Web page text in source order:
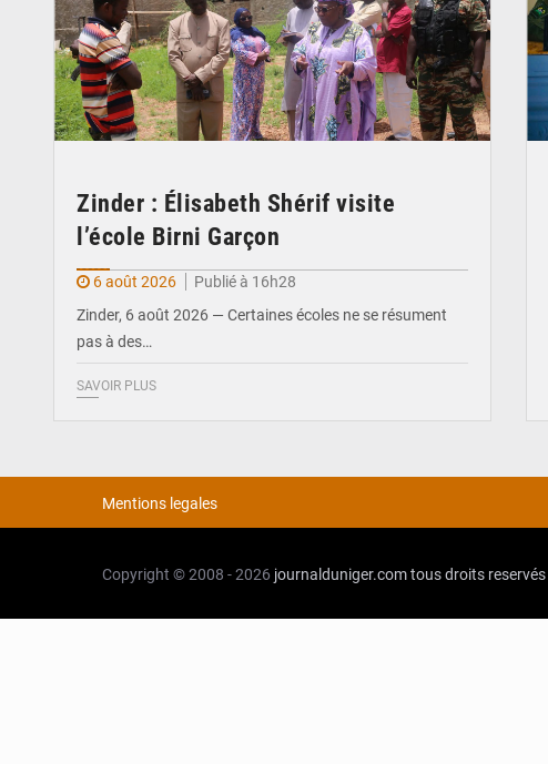
Zinder : Élisabeth Shérif visite
l’école Birni Garçon
6 août 2026
Publié à 16h28
Zinder, 6 août 2026 — Certaines écoles ne se résument
pas à des…
SAVOIR PLUS
Mentions legales
Copyright © 2008 - 2026 journalduniger.comtous droits reservés